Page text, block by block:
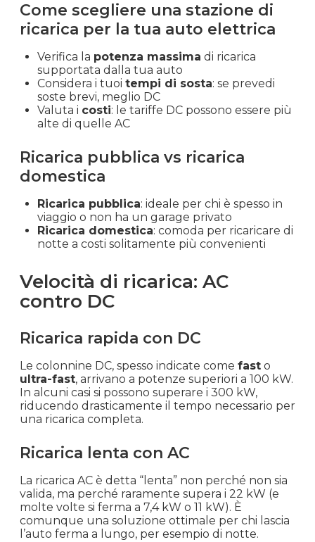
Come scegliere una stazione di
ricarica per la tua auto elettrica
Verifica la potenza massima di ricarica
supportata dalla tua auto
Considera i tuoi tempi di sosta: se prevedi
soste brevi, meglio DC
Valuta i costi: le tariffe DC possono essere più
alte di quelle AC
Ricarica pubblica vs ricarica
domestica
Ricarica pubblica: ideale per chi è spesso in
viaggio o non ha un garage privato
Ricarica domestica: comoda per ricaricare di
notte a costi solitamente più convenienti
Velocità di ricarica: AC
contro DC
Ricarica rapida con DC
Le colonnine DC, spesso indicate come fast o
ultra-fast, arrivano a potenze superiori a 100 kW.
In alcuni casi si possono superare i 300 kW,
riducendo drasticamente il tempo necessario per
una ricarica completa.
Ricarica lenta con AC
La ricarica AC è detta “lenta” non perché non sia
valida, ma perché raramente supera i 22 kW (e
molte volte si ferma a 7,4 kW o 11 kW). È
comunque una soluzione ottimale per chi lascia
l’auto ferma a lungo, per esempio di notte.